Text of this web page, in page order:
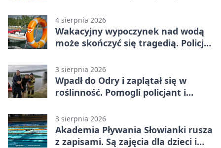
4 sierpnia 2026
Wakacyjny wypoczynek nad wodą
może skończyć się tragedią. Policja
3 sierpnia 2026
Wpadł do Odry i zaplątał się w
roślinność. Pomogli policjant i
3 sierpnia 2026
Akademia Pływania Słowianki rusza
z zapisami. Są zajęcia dla dzieci i